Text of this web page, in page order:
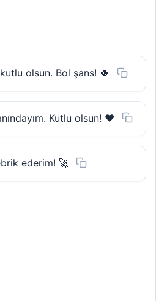
olsun. Bol şans! 🍀
Kutlu olsun! ❤️
ederim! 🚀